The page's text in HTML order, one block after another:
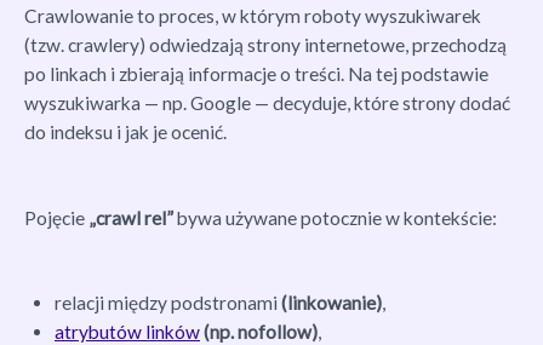
Crawlowanie to proces, w którym roboty wyszukiwarek
(tzw. crawlery) odwiedzają strony internetowe, przechodzą
po linkach i zbierają informacje o treści. Na tej podstawie
wyszukiwarka — np. Google — decyduje, które strony dodać
do indeksu i jak je ocenić.
Pojęcie „crawl rel”bywa używane potocznie w kontekście:
relacji między podstronami (linkowanie),
atrybutów linków(np. nofollow),